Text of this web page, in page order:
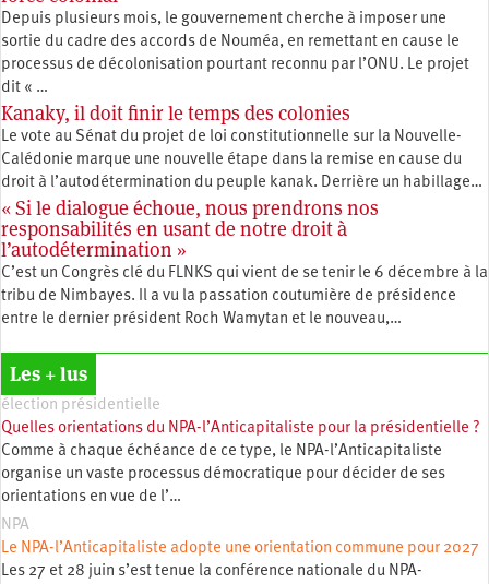
Depuis plusieurs mois, le gouvernement cherche à imposer une
sortie du cadre des accords de Nouméa, en remettant en cause le
processus de décolonisation pourtant reconnu par l’ONU. Le projet
dit « …
Kanaky, il doit finir le temps des colonies
Le vote au Sénat du projet de loi constitutionnelle sur la Nouvelle-
Calédonie marque une nouvelle étape dans la remise en cause du
droit à l’autodétermination du peuple kanak. Derrière un habillage…
« Si le dialogue échoue, nous prendrons nos
responsabilités en usant de notre droit à
l’autodétermination »
C’est un Congrès clé du FLNKS qui vient de se tenir le 6 décembre à la
tribu de Nimbayes. Il a vu la passation coutumière de présidence
entre le dernier président Roch Wamytan et le nouveau,…
Les + lus
élection présidentielle
Quelles orientations du NPA-l’Anticapitaliste pour la présidentielle ?
Comme à chaque échéance de ce type, le NPA-l’Anticapitaliste
organise un vaste processus démocratique pour décider de ses
orientations en vue de l’…
NPA
Le NPA-l’Anticapitaliste adopte une orientation commune pour 2027
Les 27 et 28 juin s’est tenue la conférence nationale du NPA-